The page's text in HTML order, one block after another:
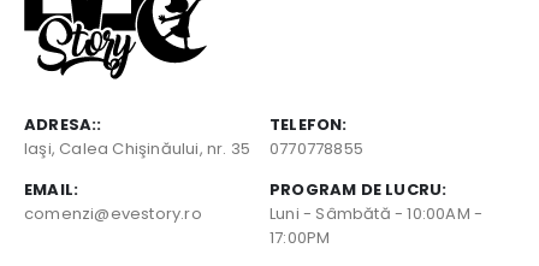
ADRESA::
Iaşi, Calea Chişinăului, nr. 35
TELEFON:
0770778855
EMAIL:
comenzi@evestory.ro
PROGRAM DE LUCRU:
Luni - Sâmbătă - 10:00AM -
17:00PM